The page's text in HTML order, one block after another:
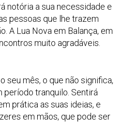
notória a sua necessidade e
pessoas que lhe trazem
A Lua Nova em Balança, em
muito agradáveis.
seu mês, o que não significa,
período tranquilo. Sentirá
prática as suas ideias, e
em mãos, que pode ser